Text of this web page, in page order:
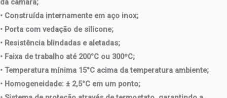
• Construída internamente em aço inox;
• Porta com vedação de silicone;
• Resistência blindadas e aletadas;
• Faixa de trabalho até 200°C ou 300ºC;
• Temperatura mínima 15°C acima da temperatura ambiente;
• Homogeneidade: ± 2,5°C em um ponto;